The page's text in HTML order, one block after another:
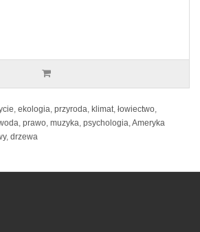
, ekologia, przyroda, klimat, łowiectwo,
, prawo, muzyka, psychologia,Ameryka
, drzewa